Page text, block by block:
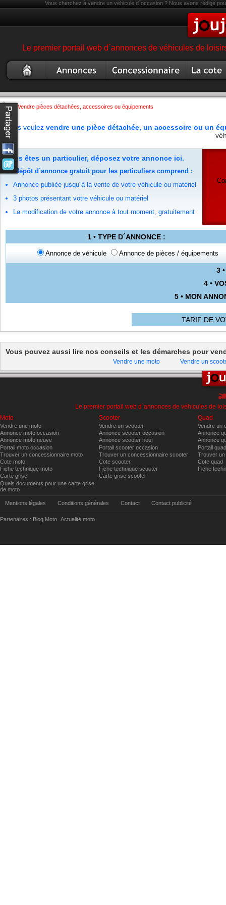
Vous cherchez à vendre un véhicule d´occasion ? Nous avons rédigé
Le premier portail web d´annonces de véhicules de
occasion
garage magasin moto
> Vendre pièces détachées, accessoires ou équipements
Vous voulez vendre une pièce détachée, un accessoire ou un
Vous êtes un particulier, déposez votre annonce ici.
Le dépôt d´annonce gratuit pour les particuliers comprend :
Annonce publiée jusqu´à la vente de votre véhicule ou matériel
3 photos présentant votre véhicule ou matériel
La modification de votre annonce à tout moment, gratuitement
1 • TYPE D´ANNONCE :
Annonce de véhicule Annonce de pièces / équipements
3
4 •
5 • MON
TARIF DE
Vous pouvez aussi lire nos conseils et les démarches pour
Vendre une moto Vendre un
Le premier portail web d´annonces de véhicules de
Moto
Vendre une moto
Annonce moto occasion
Annonce moto neuve
Portail moto occasion
Trouver un concessionnaire moto
Cote moto
Fiche technique moto
Carte grise
Quels documents pour une carte grise
de moto
Scooter
Vendre un scooter
Annonce scooter occasion
Annonce scooter neuf
Portail scooter occasion
Trouver un concessionnaire scooter
Cote scooter
Fiche technique scooter
Carte grise scooter
Quad
Vendre un
Annonce
Annonce
Portail
Trouver
Cote quad
Fiche
Mentions légales Conditions générales Contact Contact publicité
Partenaires : Blog Moto Actualité moto